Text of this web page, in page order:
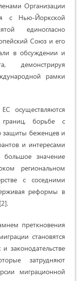
Организации
с Нью-Йоркской
единогласно
Союз и его
в обсуждении и
демонстрируя
рамки
осуществляются
борьбе с
защиты беженцев и
и интересами
большое значение
региональном
с соседними
реформы в
преткновения
становятся
законодательстве
затрудняют
миграционной